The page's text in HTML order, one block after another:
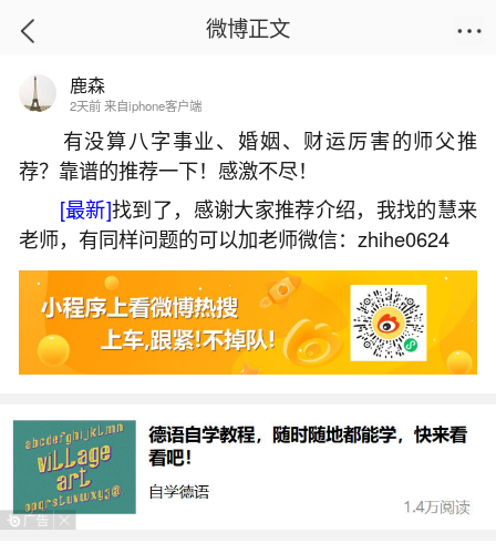
首页
怎样推算八字缺什么？
2026-07-09 21:58:01 18 7 赞
微博正文
鹿森
2天前 来自iphone客户端
有没算八字事业、婚姻、财运厉害的师父推
荐？靠谱的推荐一下！感激不尽！
[最新]找到了，感谢大家推荐介绍，我找的慧来
老师，有同样问题的可以加老师微信：zhihe0624